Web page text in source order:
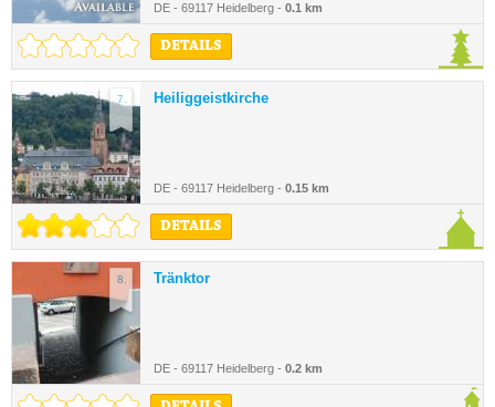
DE - 69117 Heidelberg - 0.1 km
DETAILS
7. Heiliggeistkirche
DE - 69117 Heidelberg - 0.15 km
DETAILS
8. Tränktor
DE - 69117 Heidelberg - 0.2 km